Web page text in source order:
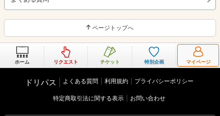
ページトップへ
ホーム リクエスト チケット 特別企画 マイページ
ドリパス よくある質問 利用規約 プライバシーポリシー
特定商取引法に関する表示 お問い合わせ